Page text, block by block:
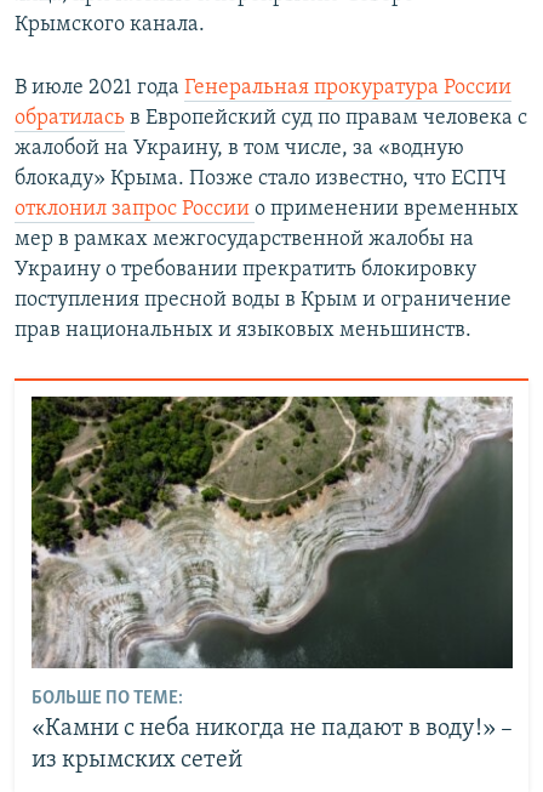
Крымского канала.
В июле 2021 года Генеральная прокуратура России
обратилась в Европейский суд по правам человека с
жалобой на Украину, в том числе, за «водную
блокаду» Крыма. Позже стало известно, что ЕСПЧ
отклонил запрос России о применении временных
мер в рамках межгосударственной жалобы на
Украину о требовании прекратить блокировку
поступления пресной воды в Крым и ограничение
прав национальных и языковых меньшинств.
БОЛЬШЕ ПО ТЕМЕ:
«Камни с неба никогда не падают в воду!» –
из крымских сетей